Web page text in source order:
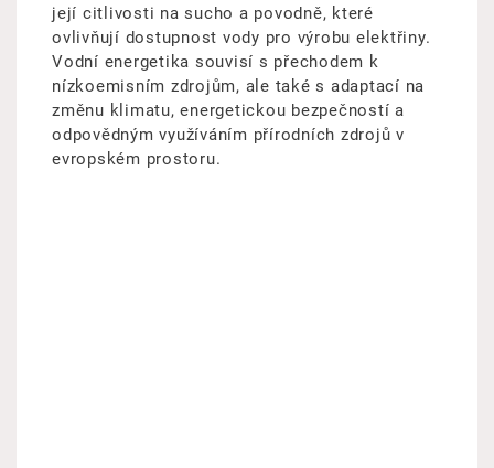
její citlivosti na sucho a povodně, které
ovlivňují dostupnost vody pro výrobu elektřiny.
Vodní energetika souvisí s přechodem k
nízkoemisním zdrojům, ale také s adaptací na
změnu klimatu, energetickou bezpečností a
odpovědným využíváním přírodních zdrojů v
evropském prostoru.